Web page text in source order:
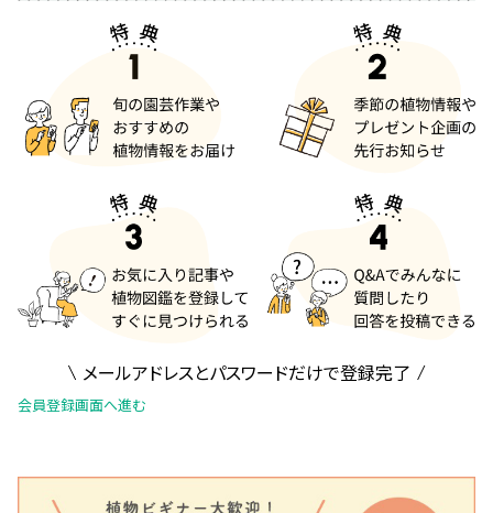
メールアドレスとパスワードだけで登録完了
会員登録画面へ進む